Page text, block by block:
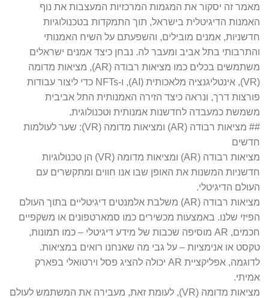
מאמר זה יסקור את המגמות המרכזיות המעצבות את נוף
האמנות הדיגיטלית בישראל, תוך התמקדות בטכנולוגיות
חדשניות, אמנים מובילים, והשפעתם על השיח האמנותי
והתרבותי בתל אביב ומעבר לה. נבחן כיצד אמנים ישראלים
משתמשים בכלים כמו מציאות רבודה (AR), מציאות מדומה
(VR), אינטליגנציה מלאכותית (AI), ו-NFTs כדי ליצור עבודות
פורצות דרך, ונראה כיצד הזירה האמנותית התל אביבית
משמשת כמעבדה לחדשנות אמנותית וטכנולוגית.
## מציאות רבודה (AR) ומציאות מדומה (VR): שער לעולמות
חדשים
מציאות רבודה (AR) ומציאות מדומה (VR) הן טכנולוגיות
חדשניות המשנות את האופן שבו אנו חווים ומתקשרים עם
העולם הדיגיטלי.
מציאות רבודה (AR) משלבת אלמנטים דיגיטליים בתוך העולם
הפיזי שלנו. באמצעות מכשירים כמו סמארטפונים או משקפיים
חכמים, AR מוסיפה שכבות של מידע דיגיטלי – כמו תמונות,
טקסט או אנימציות – על גבי מה שאנחנו רואים במציאות.
לדוגמה, אפליקציית AR יכולה להציג פסל וירטואלי בפארק
אמיתי.
מציאות מדומה (VR), לעומת זאת, מעבירה את המשתמש לעולם